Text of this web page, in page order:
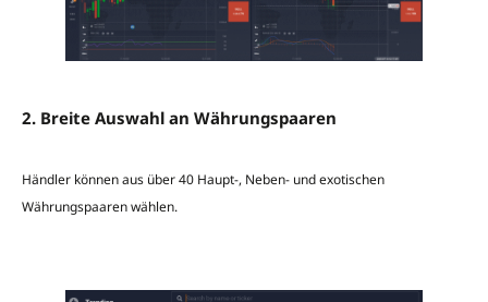
2. Breite Auswahl an Währungspaaren
Händler können aus über 40 Haupt-, Neben- und exotischen
Währungspaaren wählen.